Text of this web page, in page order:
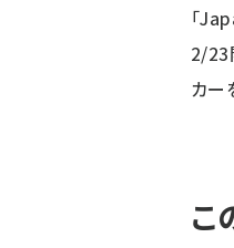
「
2/23
カー
こ